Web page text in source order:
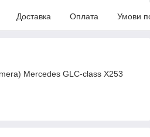
Доставка Оплата Умови
Mercedes GLC-class X253